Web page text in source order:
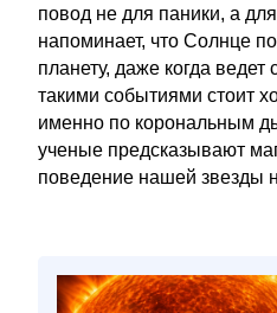
повод не для паники, а
напоминает, что Солнце
планету, даже когда ведет
такими событиями стоит
именно по корональным
ученые предсказывают
поведение нашей звезды